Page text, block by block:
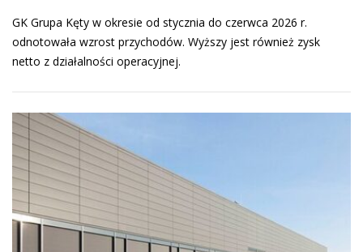
GK Grupa Kęty w okresie od stycznia do czerwca 2026 r.
odnotowała wzrost przychodów. Wyższy jest również zysk
netto z działalności operacyjnej.